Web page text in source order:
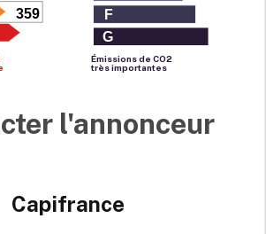
359 F
G
Émissions de CO2
très importantes
l'annonceur
Capifrance